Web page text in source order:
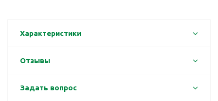
Характеристики
Отзывы
Задать вопрос